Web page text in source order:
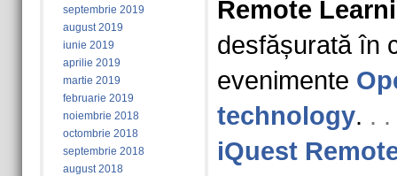
septembrie 2019
august 2019
iunie 2019
aprilie 2019
martie 2019
februarie 2019
noiembrie 2018
octombrie 2018
septembrie 2018
august 2018
Remote
desfășurată în
evenimente
technology. .
iQuest